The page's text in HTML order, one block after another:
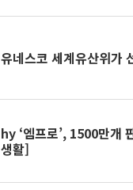
유네스코 세계유산위가
hy ‘엠프로’, 1500만개
생활]